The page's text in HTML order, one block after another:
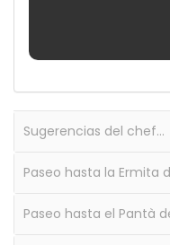
Sugerencias del chef…
Paseo hasta la Ermita
Paseo hasta el Pantà